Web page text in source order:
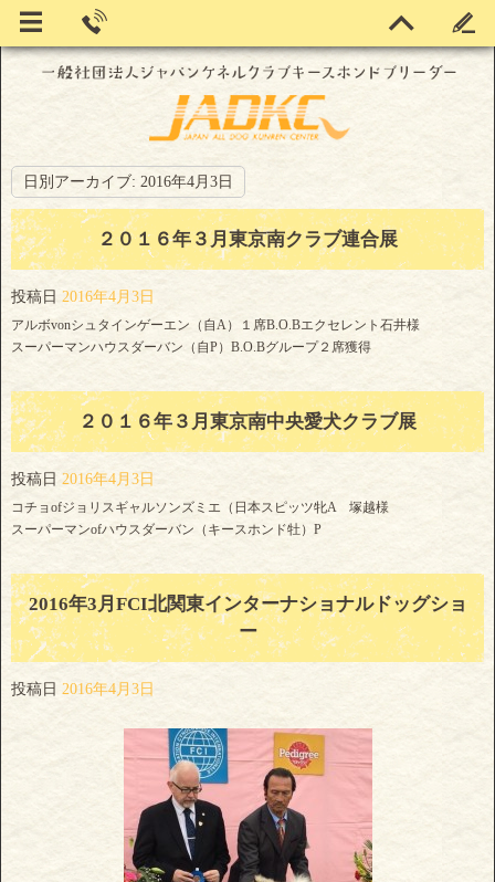
日別アーカイブ: 2016年4月3日
２０１６年３月東京南クラブ連合展
投稿日 2016年4月3日
アルボvonシュタインゲーエン（自A）１席B.O.Bエクセレント石井様
スーパーマンハウスダーバン（自P）B.O.Bグループ２席獲得
２０１６年３月東京南中央愛犬クラブ展
投稿日 2016年4月3日
コチョofジョリスギャルソンズミエ（日本スピッツ牝A 塚越様
スーパーマンofハウスダーバン（キースホンド牡）P
2016年3月FCI北関東インターナショナルドッグショ
ー
投稿日 2016年4月3日